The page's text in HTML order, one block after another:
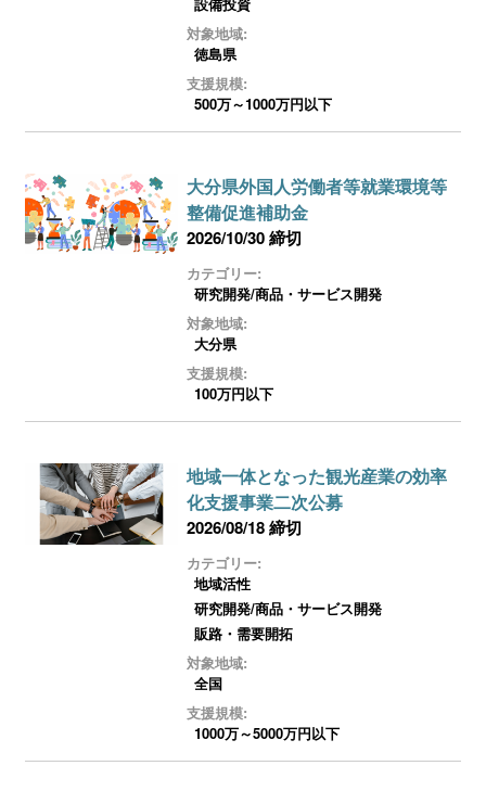
対象地域:
徳島県
支援規模:
500万～1000万円以下
大分県外国人労働者等就業環境等
整備促進補助金
2026/10/30 締切
カテゴリー:
研究開発/商品・サービス開発
対象地域:
大分県
支援規模:
100万円以下
地域一体となった観光産業の効率
化支援事業二次公募
2026/08/18 締切
カテゴリー:
地域活性
研究開発/商品・サービス開発
販路・需要開拓
対象地域:
全国
支援規模:
1000万～5000万円以下